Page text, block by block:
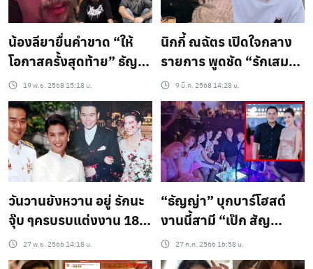
น้องลียายื่นคำขาด “ให้
โอกาสครั้งสุดท้าย” ธัญ
ญ่า–เป๊กห้ามทะเลาะอีก เลิ่
กลั่กกันทั้งไลฟ์
19 พ.ย. 2568 15:18 น.
นิกกี้ ณฉัตร เปิดใจกลาง
รายการ พูดชัด “รักเสมอ”
แต่ยังไม่รู้จะรีเทิร์น ก้อย
อรัชพร หรือไม่
9 มี.ค. 2568 14:28 น.
วันวานยังหวาน อยู่ รักนะ
จุ๊บ ๆครบรบแต่งงาน 18 ปี
‘เป็ก’ เล่า โดนด่าตั้งแต่วัน
แรกจนถึงวันนี้ !
27 พ.ย. 2566 14:18 น.
“ธัญญ่า” บุกบาร์โฮสต์
งานนี้สามี “เป๊ก สัญ
ชัย”ต้องตามเฝ้า
27 ก.ค. 2566 16:58 น.